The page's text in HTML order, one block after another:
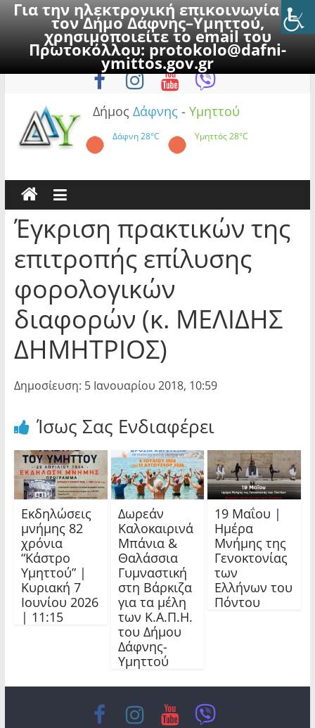
Για την ηλεκτρονική επικοινωνία με
τον Δήμο Δάφνης–Υμηττού,
χρησιμοποιείτε το email του
Πρωτοκόλλου:protokolo@dafni-
ymittos.gov.gr
to
Δευτέρα, 10 Αυγούστου 2026
Δήμος Δάφνης - Υμηττού
Δάφνη28°C Υμηττός28°C
Έγκριση πρακτικών της
επιτροπής επίλυσης
φορολογικών
διαφορών (κ. ΜΕΛΙΔΗΣ
ΔΗΜΗΤΡΙΟΣ)
Δημοσίευση: 5 Ιανουαρίου 2018, 10:59
Ίσως Σας Ενδιαφέρει
Εκδηλώσεις
μνήμης 82
χρόνια
“Κάστρο
Υμηττού” |
Κυριακή 7
Ιουνίου 2026
| 11:15
Δωρεάν
Καλοκαιρινά
Μπάνια &
Θαλάσσια
Γυμναστική
στη Βάρκιζα
για τα μέλη
των Κ.Α.Π.Η.
του Δήμου
Δάφνης-
Υμηττού
19 Μαΐου |
Ημέρα
Μνήμης της
Γενοκτονίας
των
Ελλήνων του
Πόντου